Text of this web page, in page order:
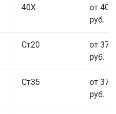
40Х
от 40
руб.
Ст20
от 37
руб.
Ст35
от 37
руб.